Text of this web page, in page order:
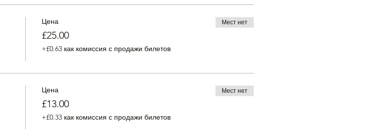
Цена
£25.00
+£0.63 как комиссия с продажи билетов
Мест нет
Цена
£13.00
+£0.33 как комиссия с продажи билетов
Мест нет